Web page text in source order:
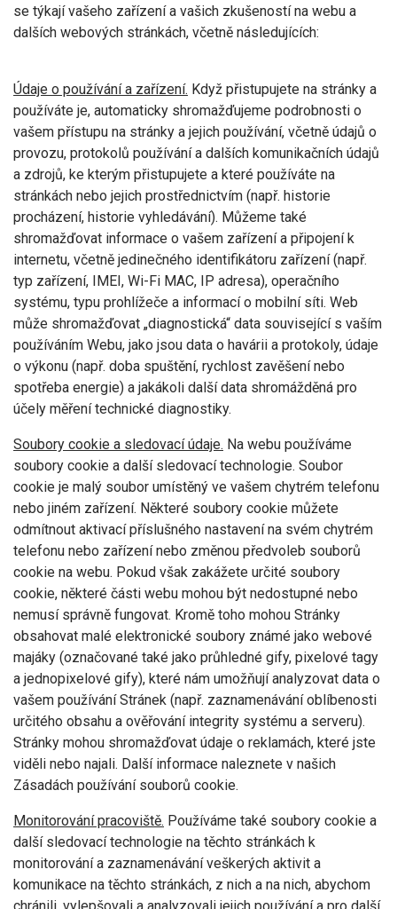
se týkají vašeho zařízení a vašich zkušeností na webu a
dalších webových stránkách, včetně následujících:
Údaje o používání a zařízení. Když přistupujete na stránky a
používáte je, automaticky shromažďujeme podrobnosti o
vašem přístupu na stránky a jejich používání, včetně údajů o
provozu, protokolů používání a dalších komunikačních údajů
a zdrojů, ke kterým přistupujete a které používáte na
stránkách nebo jejich prostřednictvím (např. historie
procházení, historie vyhledávání). Můžeme také
shromažďovat informace o vašem zařízení a připojení k
internetu, včetně jedinečného identifikátoru zařízení (např.
typ zařízení, IMEI, Wi-Fi MAC, IP adresa), operačního
systému, typu prohlížeče a informací o mobilní síti. Web
může shromažďovat „diagnostická“ data související s vaším
používáním Webu, jako jsou data o havárii a protokoly, údaje
o výkonu (např. doba spuštění, rychlost zavěšení nebo
spotřeba energie) a jakákoli další data shromážděná pro
účely měření technické diagnostiky.
Soubory cookie a sledovací údaje. Na webu používáme
soubory cookie a další sledovací technologie. Soubor
cookie je malý soubor umístěný ve vašem chytrém telefonu
nebo jiném zařízení. Některé soubory cookie můžete
odmítnout aktivací příslušného nastavení na svém chytrém
telefonu nebo zařízení nebo změnou předvoleb souborů
cookie na webu. Pokud však zakážete určité soubory
cookie, některé části webu mohou být nedostupné nebo
nemusí správně fungovat. Kromě toho mohou Stránky
obsahovat malé elektronické soubory známé jako webové
majáky (označované také jako průhledné gify, pixelové tagy
a jednopixelové gify), které nám umožňují analyzovat data o
vašem používání Stránek (např. zaznamenávání oblíbenosti
určitého obsahu a ověřování integrity systému a serveru).
Stránky mohou shromažďovat údaje o reklamách, které jste
viděli nebo najali. Další informace naleznete v našich
Zásadách používání souborů cookie.
Monitorování pracoviště. Používáme také soubory cookie a
další sledovací technologie na těchto stránkách k
monitorování a zaznamenávání veškerých aktivit a
komunikace na těchto stránkách, z nich a na nich, abychom